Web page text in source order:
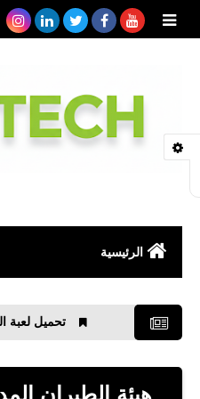
الرئيسية
تحميل لعبة القتال UFC® Mobile 2‏ للأيفون والأندرويد
هيئة الطيران